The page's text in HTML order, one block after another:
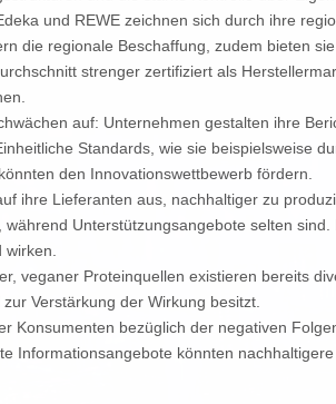
und REWE zeichnen sich durch ihre
die regionale Beschaffung, zudem bieten
strenger zertifiziert als
auf: Unternehmen gestalten ihre
Standards, wie sie beispielsweise
den Innovationswettbewerb fördern.
ihre Lieferanten aus, nachhaltiger zu
während Unterstützungsangebote selten
veganer Proteinquellen existieren bereits
Verstärkung der Wirkung besitzt.
Konsumenten bezüglich der negativen
Informationsangebote könnten